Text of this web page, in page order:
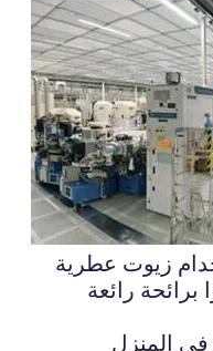
زيوت عطرية
رائعة
المنزل